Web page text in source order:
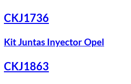
CKJ1736
Kit Juntas Inyector Opel
CKJ1863